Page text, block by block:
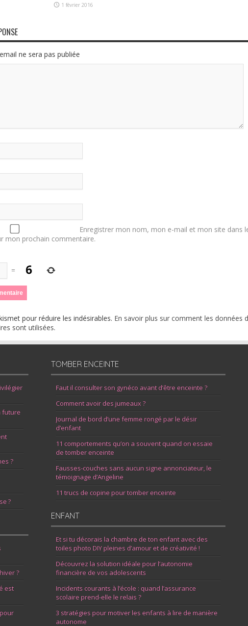
1 février 2016
ne sera pas publiée
Enregistrer mon nom, mon e-mail et mon site dans
mon prochain commentaire.
=
pour réduire les indésirables. En savoir plus sur comment les données
sont utilisées.
future
?
?
?
est
TOMBER ENCEINTE
Faut il consulter son gynéco avant d’être enceinte ?
Comment avoir des jumeaux ?
Journal de bord d’une femme rongé par le désir
d’enfant
11 comportements qu’on a souvent quand on essaie
de tomber enceinte
Fausses-couches sans aucun signe annonciateur, le
témoignage d’Angeline
11 trucs de copine pour tomber enceinte
ENFANT
Et si tu décorais la chambre de ton enfant avec des
toiles photo DIY pleines d’amour et de créativité !
Découvrez la solution idéale pour l’autonomie
financière de vos adolescents
Incidents courants à l’école : quand l’assurance
scolaire prend-elle le relais ?
3 stratégies pour motiver les enfants à lire de manière
autonome